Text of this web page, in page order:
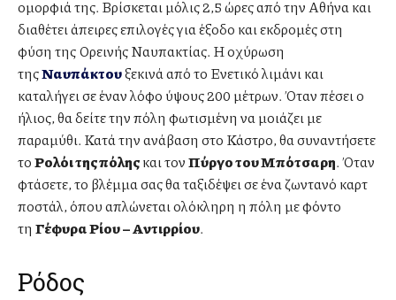
ομορφιά της. Βρίσκεται μόλις 2,5 ώρες από την Αθήνα και
διαθέτει άπειρες επιλογές για έξοδο και εκδρομές στη
φύση της Ορεινής Ναυπακτίας. Η οχύρωση
τηςΝαυπάκτουξεκινά από το Ενετικό λιμάνι και
καταλήγει σε έναν λόφο ύψους 200 μέτρων. Όταν πέσει ο
ήλιος, θα δείτε την πόλη φωτισμένη να μοιάζει με
παραμύθι. Κατά την ανάβαση στο Κάστρο, θα συναντήσετε
τοΡολόι της πόληςκαι τονΠύργο του Μπότσαρη. Όταν
φτάσετε, το βλέμμα σας θα ταξιδέψει σε ένα ζωντανό καρτ
ποστάλ, όπου απλώνεται ολόκληρη η πόλη με φόντο
τη Γέφυρα Ρίου – Αντιρρίου.
Ρόδος